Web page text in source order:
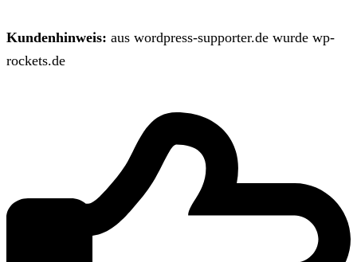
Kundenhinweis: aus wordpress-supporter.de wurde wp-
rockets.de